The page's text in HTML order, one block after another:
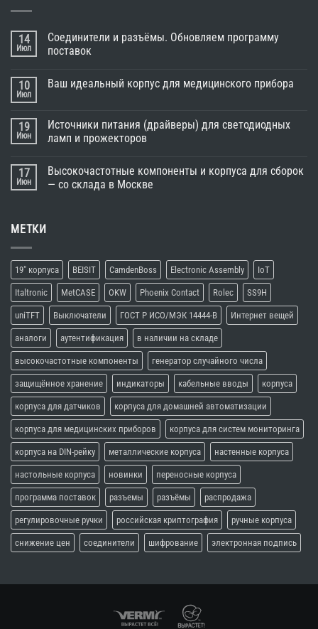
14
Июл
Соединители и разъёмы. Обновляем программу
поставок
10
Июл
Ваш идеальный корпус для медицинского прибора
19
Июн
Источники питания (драйверы) для светодиодных
ламп и прожекторов
17
Июн
Высокочастотные компоненты и корпуса для сборок
— со склада в Москве
МЕТКИ
19" корпуса BEISIT CamdenBoss Electronic Assembly IoT
Italtronic MetCASE OKW Phoenix Contact Rolec SS9H
uniTFT Выключатели ГОСТ Р ИСО/МЭК 14444-В Интернет вещей
аналоги аутентификация в наличии на складе
высокочастотные компоненты генератор случайного числа
защищённое хранение индикаторы кабельные вводы корпуса
корпуса для датчиков корпуса для домашней автоматизации
корпуса для медицинских приборов корпуса для систем мониторинга
корпуса на DIN-рейку металлические корпуса настенные корпуса
настольные корпуса новинки переносные корпуса
программа поставок разъемы разъёмы распродажа
регулировочные ручки российская криптография ручные корпуса
снижение цен соединители шифрование электронная подпись